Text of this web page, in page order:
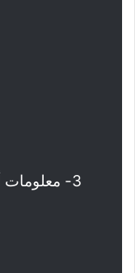
3- معلومات أخرى: